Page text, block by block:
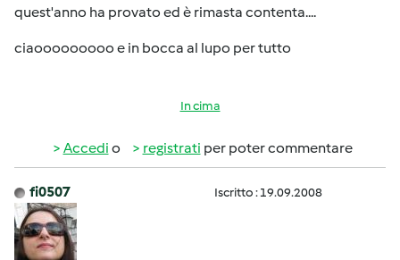
quest'anno ha provato ed è rimasta contenta....
ciaooooooooo e in bocca al lupo per tutto
In cima
Accedi o registrati per poter commentare
fi0507 Iscritto : 19.09.2008